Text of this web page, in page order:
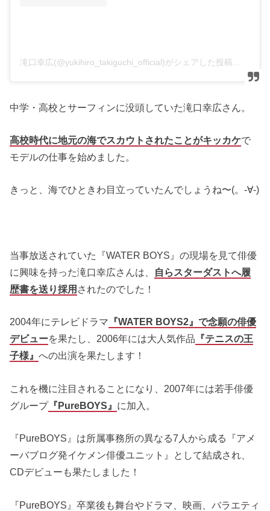
中学・高校とサーフィンに没頭していた滝口幸広さん。
高校時代に地元の海でスカウトされたことがキッカケで
モデルの仕事を始めました。
きっと、海でひときわ目立っていたんでしょうね〜(。-∀-)
当事放送されていた『WATER BOYS』の現場を見て俳優
に興味を持った滝口幸広さんは、 自らスターダストへ履
歴書を送り採用 されたのでした！
2004年にテレビドラマ 『WATER BOYS2』で念願の俳優
デビューを果たし、2006年には大人気作品 『テニスの王
子様』への出演を果たします！
これを機に注目されることになり、2007年には若手俳優
グループ『PureBOYS』 に加入。
『PureBOYS』は所属事務所の異なる7人から成る『アメ
ーバブログ発イケメン俳優ユニット』として結成され、
CDデビューも果たしました！
『PureBOYS』卒業後も舞台やドラマ、映画、バラエティ